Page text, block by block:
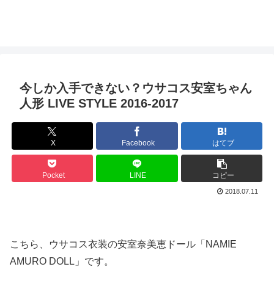
今しか入手できない？ウサコス安室ちゃん
人形 LIVE STYLE 2016-2017
X Facebook はてブ
Pocket LINE コピー
2018.07.11
こちら、ウサコス衣装の安室奈美恵ドール「NAMIE
AMURO DOLL」です。